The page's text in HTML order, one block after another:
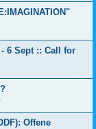
6 Sept :: Call for
Offene